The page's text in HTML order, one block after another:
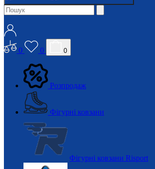
0 0 0
Розпродаж
Фігурні ковзани
Фігурні ковзани Risport